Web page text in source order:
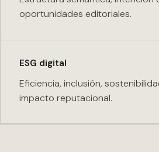
oportunidades editoriales.
ESG digital
Eficiencia, inclusión,
impacto reputacional.